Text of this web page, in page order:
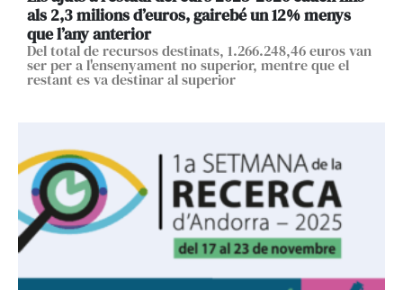
als 2,3 milions d’euros, gairebé un 12% menys
que l’any anterior
Del total de recursos destinats, 1.266.248,46 euros van
ser per a l'ensenyament no superior, mentre que el
restant es va destinar al superior